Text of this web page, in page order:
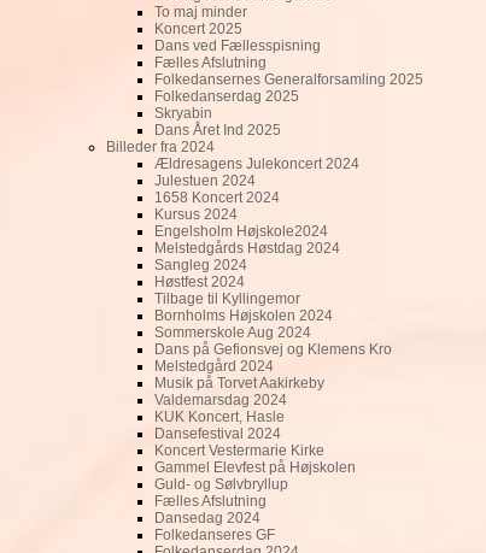
To maj minder
Koncert 2025
Dans ved Fællesspisning
Fælles Afslutning
Folkedansernes Generalforsamling 2025
Folkedanserdag 2025
Skryabin
Dans Året Ind 2025
Billeder fra 2024
Ældresagens Julekoncert 2024
Julestuen 2024
1658 Koncert 2024
Kursus 2024
Engelsholm Højskole2024
Melstedgårds Høstdag 2024
Sangleg 2024
Høstfest 2024
Tilbage til Kyllingemor
Bornholms Højskolen 2024
Sommerskole Aug 2024
Dans på Gefionsvej og Klemens Kro
Melstedgård 2024
Musik på Torvet Aakirkeby
Valdemarsdag 2024
KUK Koncert, Hasle
Dansefestival 2024
Koncert Vestermarie Kirke
Gammel Elevfest på Højskolen
Guld- og Sølvbryllup
Fælles Afslutning
Dansedag 2024
Folkedanseres GF